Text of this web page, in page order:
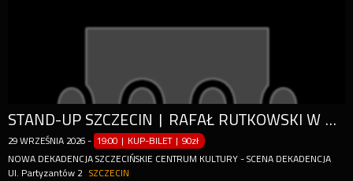
STAND-UP SZCZECIN | RAFAŁ RUTKOWSKI W PROGRAMIE "WEHIKUŁ CZASU"
29 WRZEŚNIA 2026 - 19:00 | KUP-BILET |90zł
NOWA DEKADENCJA SZCZECIŃSKIE CENTRUM KULTURY - SCENA DEKADENCJA
Ul. Partyzantów 2
SZCZECIN